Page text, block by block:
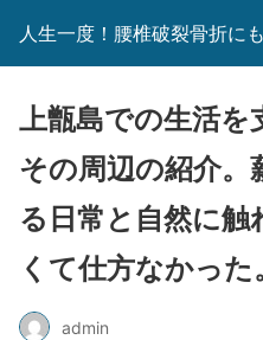
人生一度！腰椎破裂骨折に
上甑島での生活を
その周辺の紹介。
る日常と自然に触
くて仕方なかった
admin